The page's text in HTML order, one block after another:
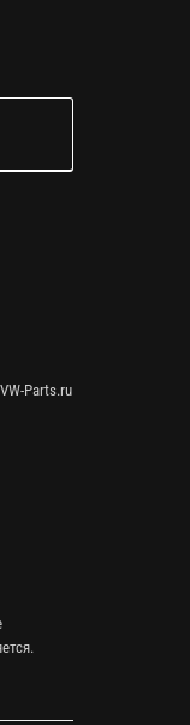
Parts.ru